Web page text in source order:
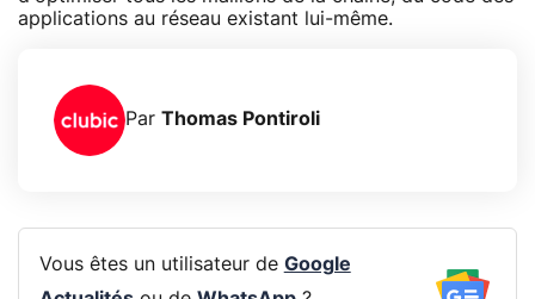
applications au réseau existant lui-même.
Par Thomas Pontiroli
Vous êtes un utilisateur de Google